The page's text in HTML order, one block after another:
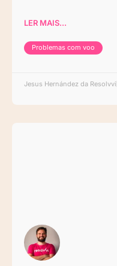
LER MAIS...
Problemas com voo
Jesus Hernández da Resolvvi